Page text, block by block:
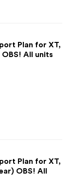
Plan for XT,
OBS! All units
Plan for XT,
OBS! All